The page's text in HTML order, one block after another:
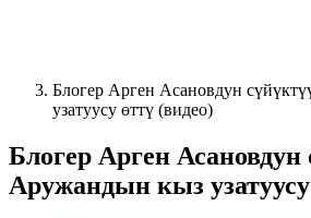
Блогер Арген Асановдун
узатуусу өттү (видео)
Блогер Арген Асановдун
Аружандын кыз